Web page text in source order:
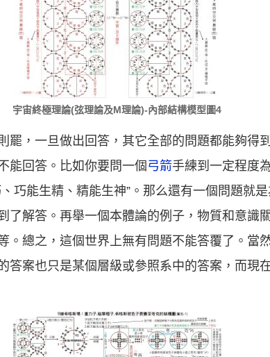
宇宙終極理論(弦理論及M理論)-內部結構模型圖4
罷，一旦做出回答，其它全部的問題都能夠得
能回答。比如你要問一個 弓箭手練到一定程度
巧能生精、精能生神”。那么還有一個問題就
了解答。再舉一個本體論的例子，物質和意識
。總之，這個世界上無有問題不能答覆了。當
答案也只是某個層級或參照系中的答案，而現